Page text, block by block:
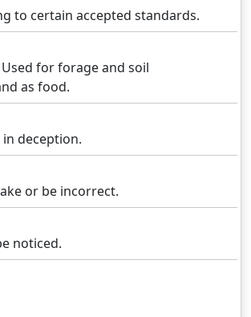
to certain accepted standards.
for forage and soil
as food.
deception.
or be incorrect.
noticed.